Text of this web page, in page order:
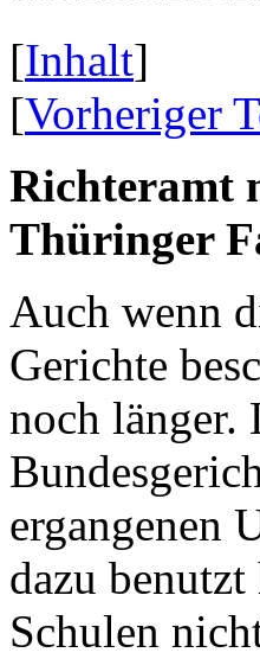
[Inhalt]
[Vorheriger
Richteramt
Thüringer
Auch wenn
Gerichte
noch länger.
ergangenen
dazu
Schulen